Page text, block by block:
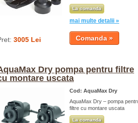
La comanda
mai multe detalii »
3005 Lei
Dry pompa pentru filtre
montare uscata
Cod: AquaMax Dry
AquaMax Dry – pompa
filtre cu montare uscata
La comanda